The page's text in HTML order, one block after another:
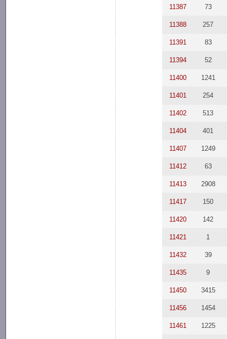
11387 73
11388 257
11391 83
11394 52
11400 1241
11401 254
11402 513
11404 401
11407 1249
11412 63
11413 2908
11417 150
11420 142
11421 1
11432 39
11435 9
11450 3415
11456 1454
11461 1225